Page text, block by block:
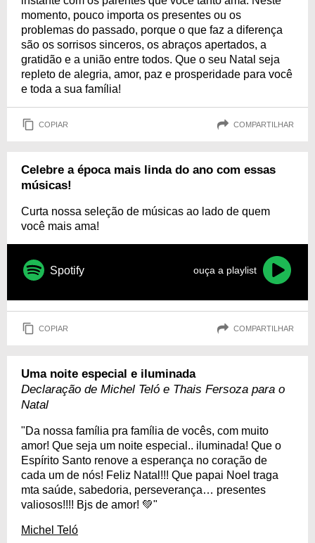
momento, pouco importa os presentes ou os
problemas do passado, porque o que faz a diferença
são os sorrisos sinceros, os abraços apertados, a
gratidão e a união entre todos. Que o seu Natal seja
repleto de alegria, amor, paz e prosperidade para você
e toda a sua família!
COPIAR COMPARTILHAR
Celebre a época mais linda do ano com essas
músicas!
Curta nossa seleção de músicas ao lado de quem
você mais ama!
Spotify ouça a playlist
COPIAR COMPARTILHAR
Uma noite especial e iluminada
Declaração de Michel Teló e Thais Fersoza para o
Natal
"Da nossa família pra família de vocês, com muito
amor! Que seja um noite especial.. iluminada! Que o
Espírito Santo renove a esperança no coração de
cada um de nós! Feliz Natal!!! Que papai Noel traga
mta saúde, sabedoria, perseverança… presentes
valiosos!!!! Bjs de amor! 💚"
Michel Teló